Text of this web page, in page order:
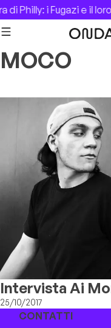
Skip to content
di Philly: i Fugazi e il
MOCO
Intervista Ai
25/10/2017
CONTATTI